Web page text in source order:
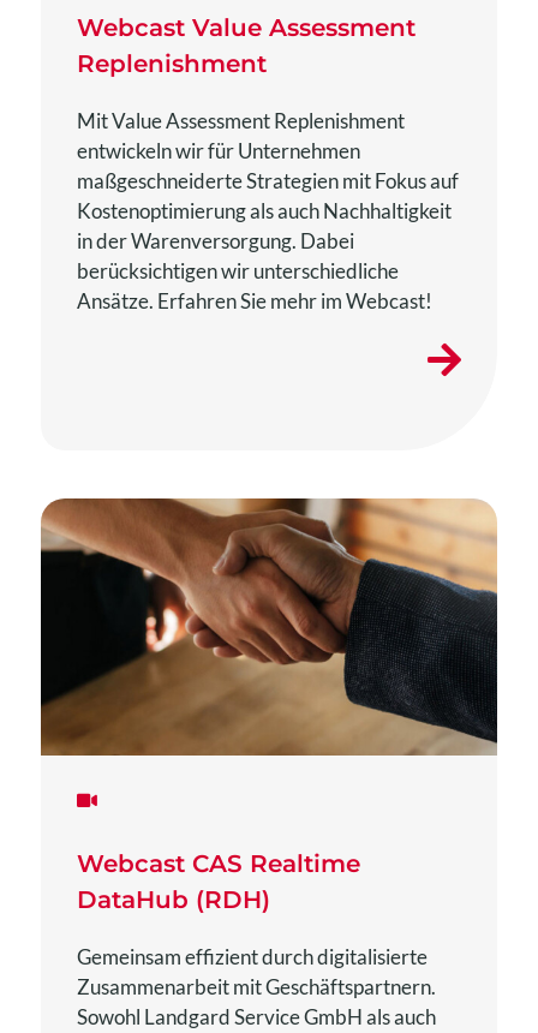
Webcast Value Assessment
Replenishment
Mit Value Assessment Replenishment
entwickeln wir für Unternehmen
maßgeschneiderte Strategien mit Fokus auf
Kostenoptimierung als auch Nachhaltigkeit
in der Warenversorgung. Dabei
berücksichtigen wir unterschiedliche
Ansätze. Erfahren Sie mehr im Webcast!
Webcast CAS Realtime
DataHub (RDH)
Gemeinsam effizient durch digitalisierte
Zusammenarbeit mit Geschäftspartnern.
Sowohl Landgard Service GmbH als auch